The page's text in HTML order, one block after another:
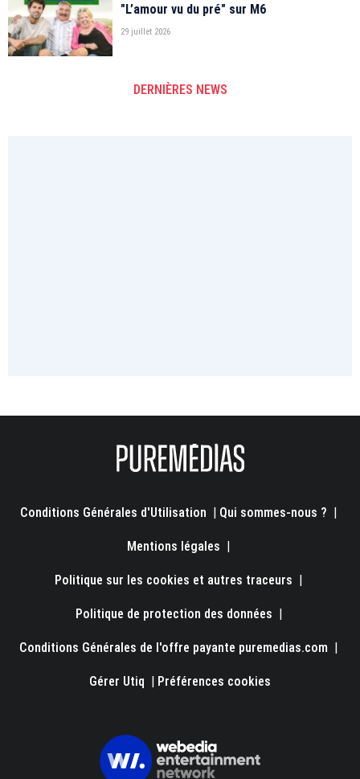
"L’amour vu du pré" sur M6
29 juillet 2026
DERNIÈRES NEWS
Conditions Générales d'Utilisation | Qui sommes-nous ? |
Mentions légales |
Politique sur les cookies et autres traceurs |
Politique de protection des données |
Conditions Générales de l'offre payante puremedias.com |
Gérer Utiq | Préférences cookies